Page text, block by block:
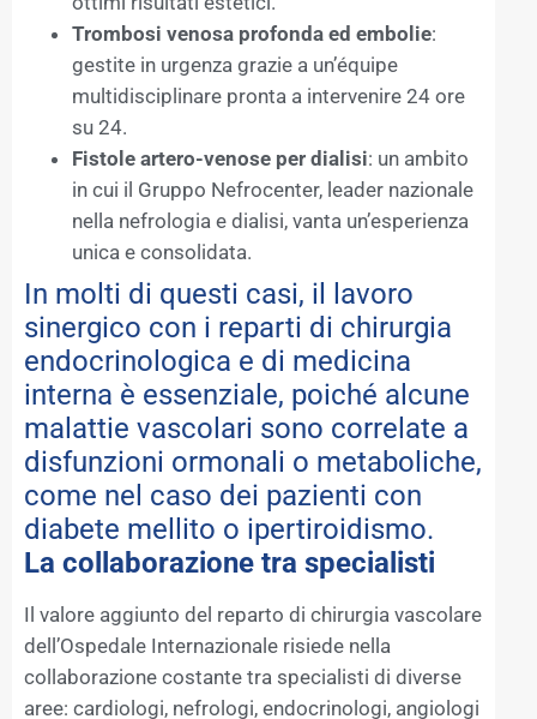
Trombosi venosa profonda ed embolie:
gestite in urgenza grazie a un’équipe
multidisciplinare pronta a intervenire 24 ore
su 24.
Fistole artero-venose per dialisi: un ambito
in cui il Gruppo Nefrocenter, leader nazionale
nella nefrologia e dialisi, vanta un’esperienza
unica e consolidata.
In molti di questi casi, il lavoro
sinergico con i reparti di chirurgia
endocrinologica e di medicina
interna è essenziale, poiché alcune
malattie vascolari sono correlate a
disfunzioni ormonali o metaboliche,
come nel caso dei pazienti con
diabete mellito o ipertiroidismo.
La collaborazione tra specialisti
Il valore aggiunto del reparto di chirurgia vascolare
dell’Ospedale Internazionale risiede nella
collaborazione costante tra specialisti di diverse
aree: cardiologi, nefrologi, endocrinologi, angiologi